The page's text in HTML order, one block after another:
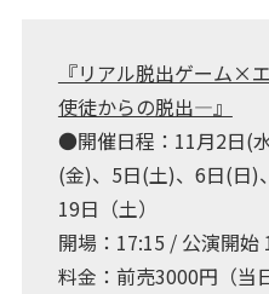
『リアル脱出ゲーム×
使徒からの脱出―』
●開催日程：11月2日(
(金)、5日(土)、6日(日)
19日（土）
開場：17:15 / 公演開始
料金：前売3000円（当